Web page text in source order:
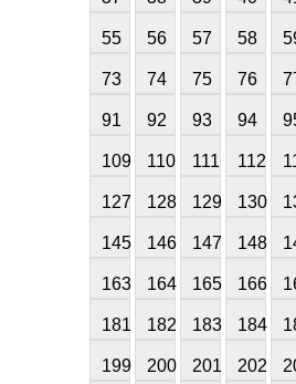
55 56 57 58
73 74 75 76
91 92 93 94
109 110 111 112
127 128 129 130
145 146 147 148
163 164 165 166
181 182 183 184
199 200 201 202